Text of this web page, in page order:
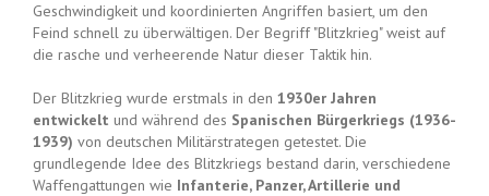
Geschwindigkeit und koordinierten Angriffen basiert, um den
Feind schnell zu überwältigen. Der Begriff "Blitzkrieg" weist auf
die rasche und verheerende Natur dieser Taktik hin.
Der Blitzkrieg wurde erstmals in den 1930er Jahren
entwickelt und während des Spanischen Bürgerkriegs (1936-
1939) von deutschen Militärstrategen getestet. Die
grundlegende Idee des Blitzkriegs bestand darin, verschiedene
Waffengattungen wie Infanterie, Panzer, Artillerie und